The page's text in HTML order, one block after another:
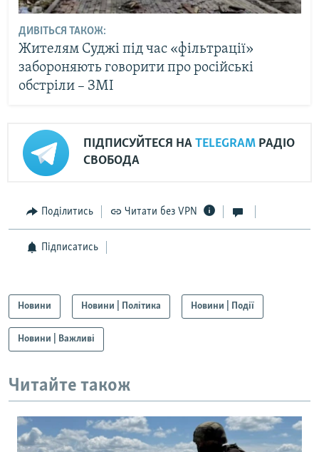
ДИВІТЬСЯ ТАКОЖ:
Жителям Суджі під час «фільтрації»
забороняють говорити про російські
обстріли – ЗМІ
ПІДПИСУЙТЕСЯ НА TELEGRAM РАДІО
СВОБОДА
Поділитись Читати без VPN
Підписатись
Новини Новини | Політика Новини | Події
Новини | Важливі
Читайте також